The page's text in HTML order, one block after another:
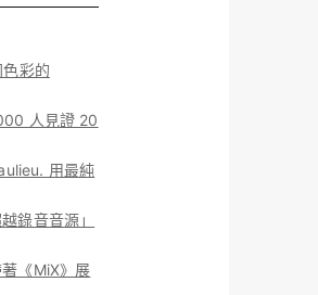
色彩的
人見證 20
用最純
錄音音源」
《MiX》展